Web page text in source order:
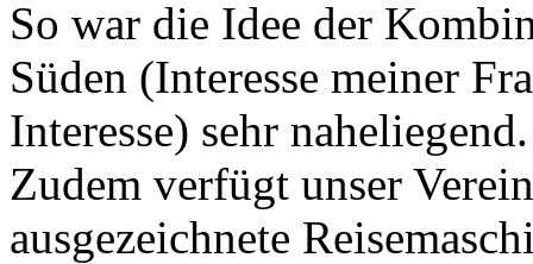
So war die Idee der
Süden (Interesse meiner
Interesse) sehr naheliegend.
Zudem verfügt unser
ausgezeichnete